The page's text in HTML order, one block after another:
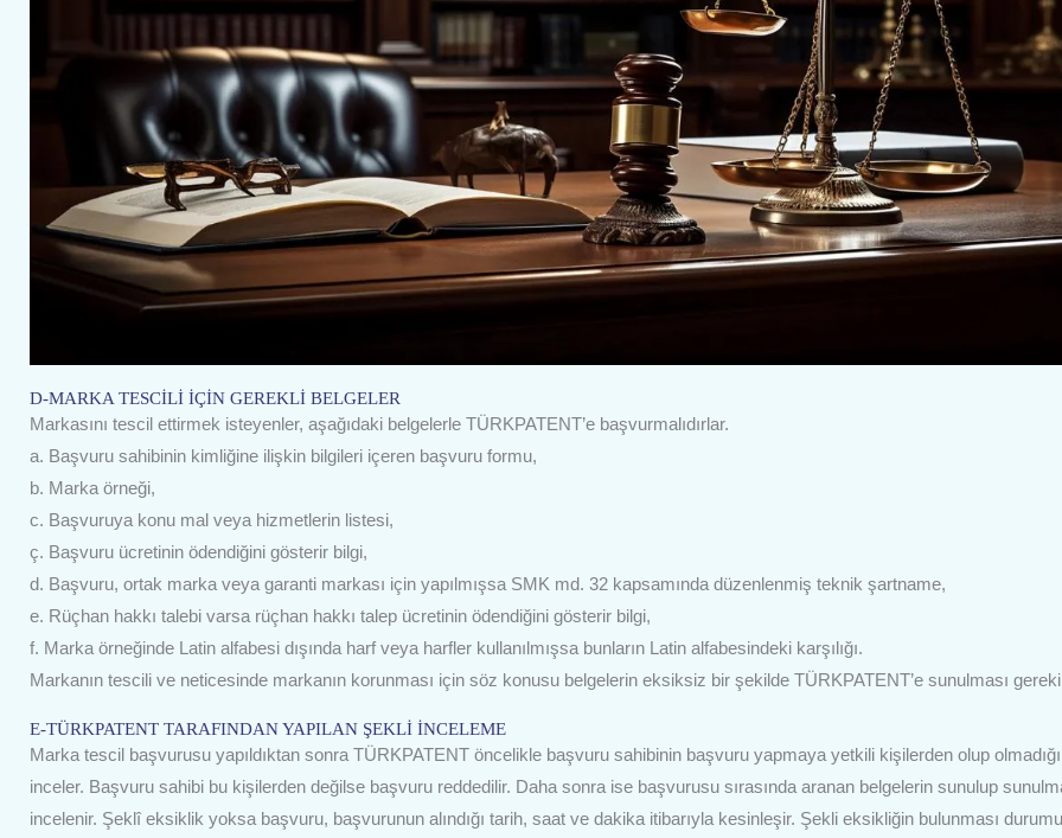
D-MARKA TESCİLİ İÇİN GEREKLİ BELGELER
Markasını tescil ettirmek isteyenler, aşağıdaki belgelerle TÜRKPATENT’e başvurmalıdırlar.
a. Başvuru sahibinin kimliğine ilişkin bilgileri içeren başvuru formu,
b. Marka örneği,
c. Başvuruya konu mal veya hizmetlerin listesi,
ç. Başvuru ücretinin ödendiğini gösterir bilgi,
d. Başvuru, ortak marka veya garanti markası için yapılmışsa SMK md. 32 kapsamında düzenlenmiş teknik şartname,
e. Rüçhan hakkı talebi varsa rüçhan hakkı talep ücretinin ödendiğini gösterir bilgi,
f. Marka örneğinde Latin alfabesi dışında harf veya harfler kullanılmışsa bunların Latin alfabesindeki karşılığı.
Markanın tescili ve neticesinde markanın korunması için söz konusu belgelerin eksiksiz bir şekilde TÜRKPATENT’e sunulması
E-TÜRKPATENT TARAFINDAN YAPILAN ŞEKLİ İNCELEME
Marka tescil başvurusu yapıldıktan sonra TÜRKPATENT öncelikle başvuru sahibinin başvuru yapmaya yetkili kişilerden olup
inceler. Başvuru sahibi bu kişilerden değilse başvuru reddedilir. Daha sonra ise başvurusu sırasında aranan belgelerin sunulup
incelenir. Şeklî eksiklik yoksa başvuru, başvurunun alındığı tarih, saat ve dakika itibarıyla kesinleşir. Şekli eksikliğin bulunması